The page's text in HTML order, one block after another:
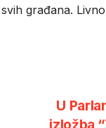
građana.
U